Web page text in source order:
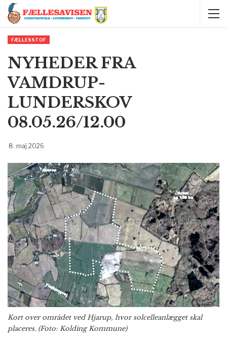
FÆLLESSTOF
NYHEDER FRA
VAMDRUP-
LUNDERSKOV
08.05.26/12.00
8. maj 2026
Kort over området ved Hjarup, hvor solcelleanlægget skal
placeres. (Foto: Kolding Kommune)